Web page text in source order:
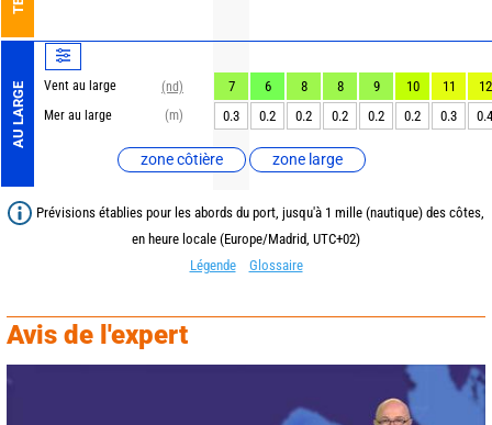
AU LARGE Vent au large
(nd)
Mer au large
(m)
zone côtière zone large
7 6 8 8 9 10 11
12
0.3
0.2 0.2 0.2 0.2 0.2 0.3 0.4
Prévisions établies pour les abords du port, jusqu'à 1 mille (nautique) des côtes,
en heure locale (Europe/Madrid, UTC+02)
Légende
Glossaire
Avis de l'expert